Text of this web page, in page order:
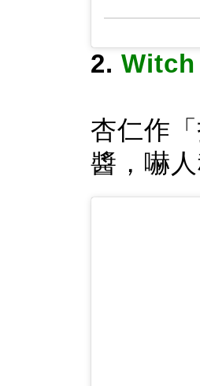
2. Witch
杏仁作
醬，嚇人